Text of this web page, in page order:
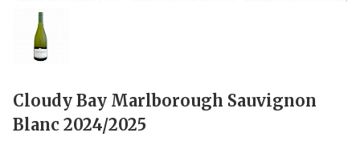
Cloudy Bay Marlborough Sauvignon
Blanc 2024/2025